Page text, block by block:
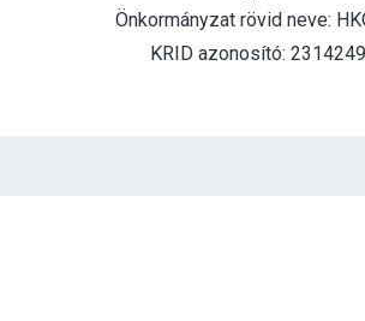
Önkormányzat rövid neve:
KRID azonosító: